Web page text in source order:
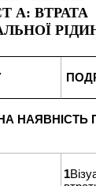
A: ВТРАТА
1